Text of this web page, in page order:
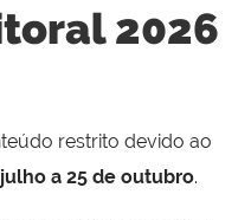
2026
restrito devido ao
a 25 de outubro.